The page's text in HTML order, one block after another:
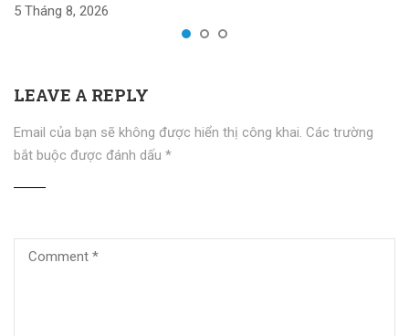
5 Tháng 8, 2026
LEAVE A REPLY
Email của bạn sẽ không được hiển thị công khai. Các trường
bắt buộc được đánh dấu *